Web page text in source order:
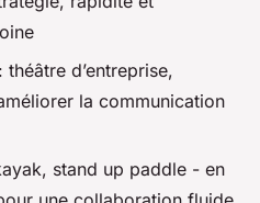
théâtre d’entreprise,
la communication
stand up paddle - en